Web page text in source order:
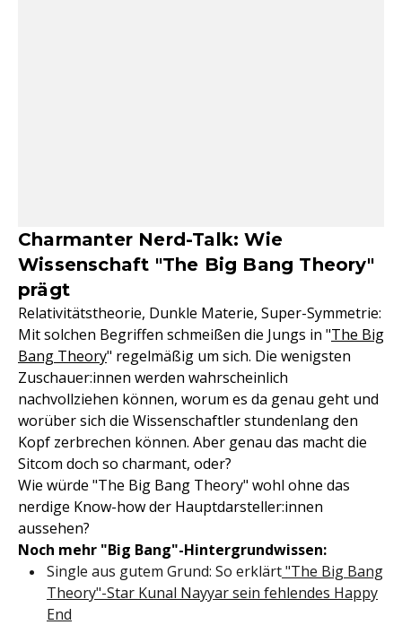
Charmanter Nerd-Talk: Wie
Wissenschaft "The Big Bang Theory"
prägt
Relativitätstheorie, Dunkle Materie, Super-Symmetrie:
Mit solchen Begriffen schmeißen die Jungs in "The Big
Bang Theory" regelmäßig um sich. Die wenigsten
Zuschauer:innen werden wahrscheinlich
nachvollziehen können, worum es da genau geht und
worüber sich die Wissenschaftler stundenlang den
Kopf zerbrechen können. Aber genau das macht die
Sitcom doch so charmant, oder?
Wie würde "The Big Bang Theory" wohl ohne das
nerdige Know-how der Hauptdarsteller:innen
aussehen?
Noch mehr "Big Bang"-Hintergrundwissen:
Single aus gutem Grund: So erklärt"The Big Bang
Theory"-Star Kunal Nayyar sein fehlendes Happy
End